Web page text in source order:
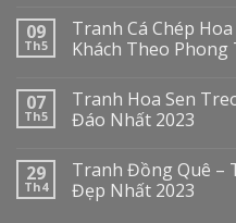
09
Th5
Tranh Cá Chép
Khách Theo Phong
07
Th5
Tranh Hoa Sen
Đáo Nhất 2023
29
Th4
Tranh Đồng Quê –
Đẹp Nhất 2023